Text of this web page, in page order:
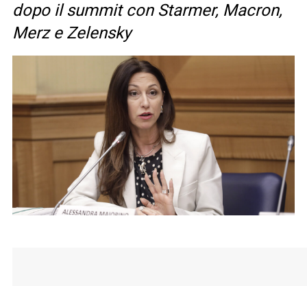
dopo il summit con Starmer, Macron,
Merz e Zelensky